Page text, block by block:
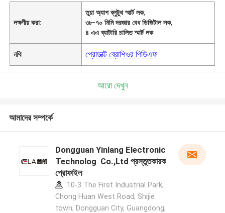
লক্ষণীয় করা:
তুয়া অ্যাপ ব্লুটুথ স্মার্ট লক,
৩৮-৭০ মিমি দরজার বেধ ডিজিটাল লক,
৪ এএ ব্যাটারি চালিত স্মার্ট লক
নথি প্রোডাক্ট ব্রোশিওর পিডিএফ
আরো দেখুন
আমাদের সম্পর্কে
Dongguan Yinlang Electronic
Technolog Co.,Ltd প্রস্তুতকারক
প্রোফাইল
10-3 The First Industrial Park,
Chong Huan West Road, Shijie
town, Dongguan City, Guangdong,